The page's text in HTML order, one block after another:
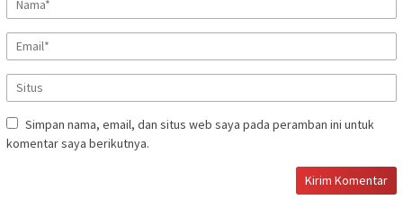
Simpan nama, email, dan situs web saya pada peramban ini untuk
komentar saya berikutnya.